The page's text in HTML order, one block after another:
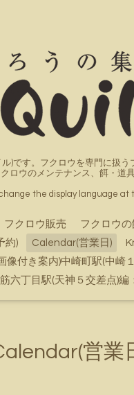
)です。フクロウを専門に扱
ロウのメンテナンス、餌・道
the display language at
フクロウ販売 フクロウの
約)
Calendar(営業日)
像付き案内)中崎町駅(中崎
六丁目駅(天神５交差点)編
営業